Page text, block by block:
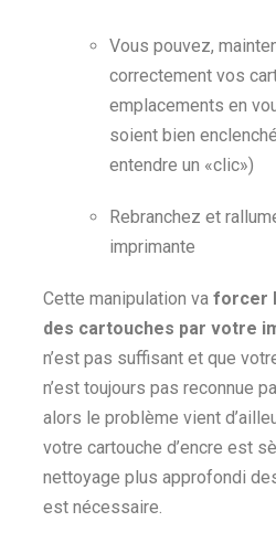
Vous pouvez,
correctement vos
emplacements en
soient bien
entendre un «clic»)
Rebranchez et
imprimante
Cette manipulation va forcer
des cartouches par votre
n’est pas suffisant et que
n’est toujours pas reconnue
alors le problème vient
votre cartouche d’encre est
nettoyage plus approfondi
est nécessaire.